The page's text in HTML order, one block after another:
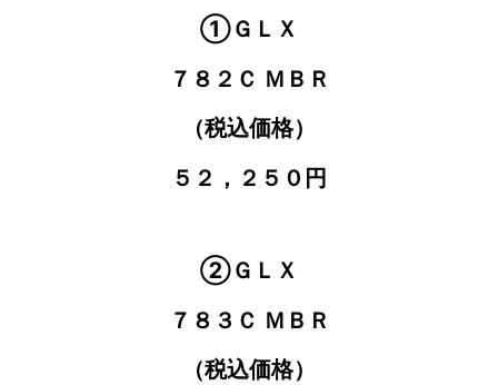
①ＧＬＸ
７８２Ｃ ＭＢＲ
（税込価格）
５２，２５０円
②ＧＬＸ
７８３Ｃ ＭＢＲ
（税込価格）